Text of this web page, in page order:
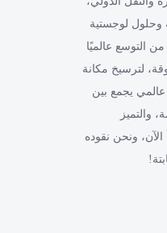
لوجستية
عالميًا
لترسيخ مكانة
يجمع بين
والتميز
ونحن نقوده